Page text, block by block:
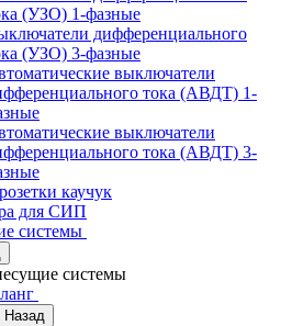
(УЗО) 1-фазные
дифференциального
(УЗО) 3-фазные
выключатели
тока (АВДТ) 1-
выключатели
тока (АВДТ) 3-
каучук
для СИП
системы
системы
Назад